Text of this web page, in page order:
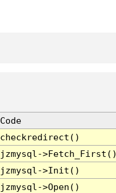
Code
checkredirect()
jzmysql-
jzmysql->Init()
jzmysql->Open()